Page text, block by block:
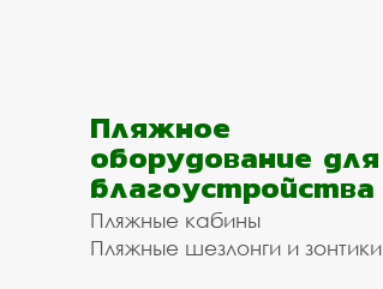
Пляжное
оборудование для
благоустройства
Пляжные кабины
Пляжные шезлонги и зонтики